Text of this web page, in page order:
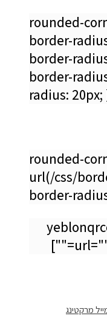
rounded-
border-
border-
border-
radius: 20px;
rounded-
url(/css/
border-
מרקטינג